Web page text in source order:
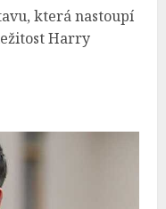
která nastoupí
Harry